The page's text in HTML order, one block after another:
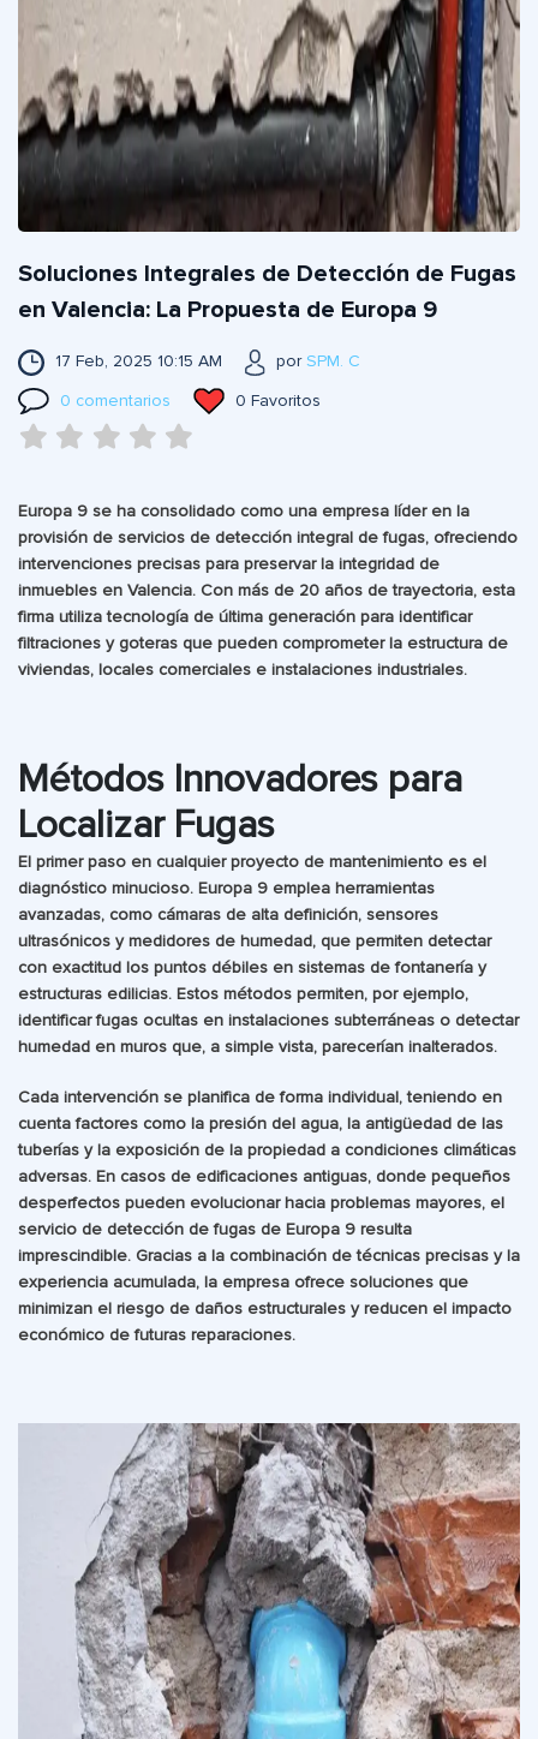
Soluciones Integrales de Detección de Fugas
en Valencia: La Propuesta de Europa 9
17 Feb, 2025 10:15 AM porSPM. C
0 comentarios
0 Favoritos
Europa 9 se ha consolidado como una empresa líder en la
provisión de servicios de detección integral de fugas, ofreciendo
intervenciones precisas para preservar la integridad de
inmuebles en Valencia. Con más de 20 años de trayectoria, esta
firma utiliza tecnología de última generación para identificar
filtraciones y goteras que pueden comprometer la estructura de
viviendas, locales comerciales e instalaciones industriales.
Métodos Innovadores para
Localizar Fugas
El primer paso en cualquier proyecto de mantenimiento es el
diagnóstico minucioso. Europa 9 emplea herramientas
avanzadas, como cámaras de alta definición, sensores
ultrasónicos y medidores de humedad, que permiten detectar
con exactitud los puntos débiles en sistemas de fontanería y
estructuras edilicias. Estos métodos permiten, por ejemplo,
identificar fugas ocultas en instalaciones subterráneas o detectar
humedad en muros que, a simple vista, parecerían inalterados.
Cada intervención se planifica de forma individual, teniendo en
cuenta factores como la presión del agua, la antigüedad de las
tuberías y la exposición de la propiedad a condiciones climáticas
adversas. En casos de edificaciones antiguas, donde pequeños
desperfectos pueden evolucionar hacia problemas mayores, el
servicio de detección de fugas de Europa 9 resulta
imprescindible. Gracias a la combinación de técnicas precisas y la
experiencia acumulada, la empresa ofrece soluciones que
minimizan el riesgo de daños estructurales y reducen el impacto
económico de futuras reparaciones.